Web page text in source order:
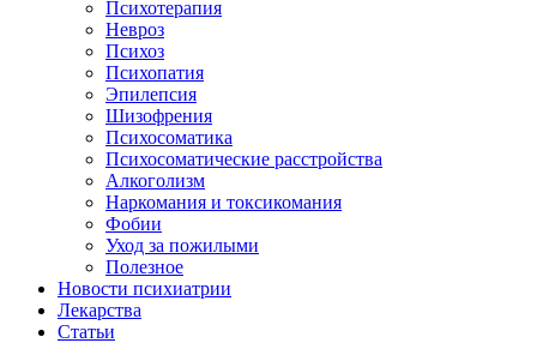
Психотерапия
Невроз
Психоз
Психопатия
Эпилепсия
Шизофрения
Психосоматика
Психосоматические расстройства
Алкоголизм
Наркомания и токсикомания
Фобии
Уход за пожилыми
Полезное
Новости психиатрии
Лекарства
Статьи